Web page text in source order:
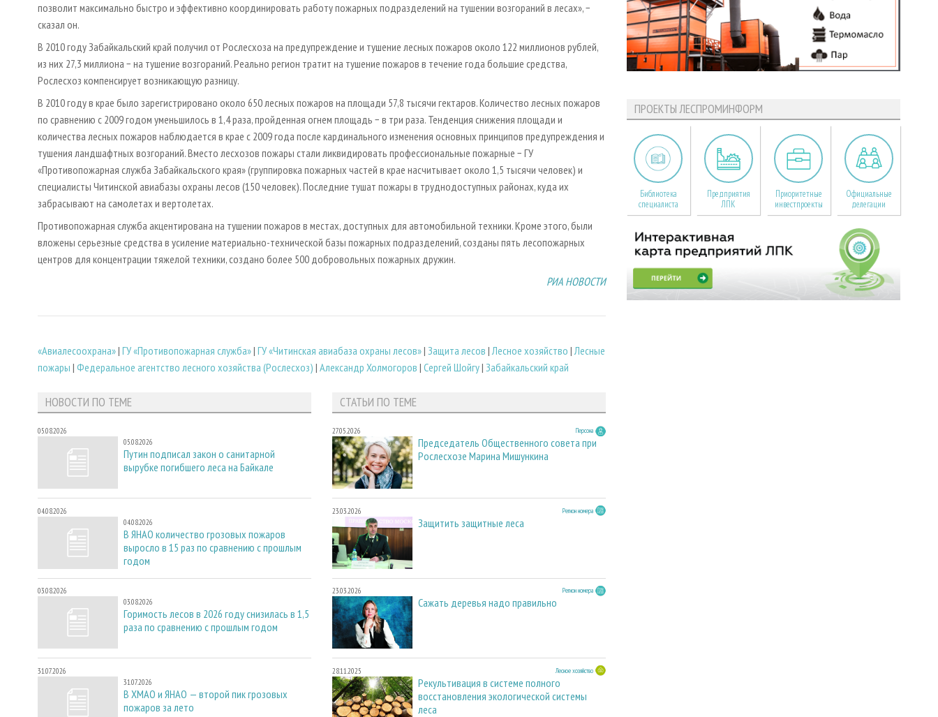
позволит максимально быстро и эффективно координировать работу пожарных подразделений на тушении возгораний в лесах», −
сказал он.
В 2010 году Забайкальский край получил от Рослесхоза на предупреждение и тушение лесных пожаров около 122 миллионов рублей,
из них 27,3 миллиона − на тушение возгораний. Реально регион тратит на тушение пожаров в течение года большие средства,
Рослесхоз компенсирует возникающую разницу.
В 2010 году в крае было зарегистрировано около 650 лесных пожаров на площади 57,8 тысячи гектаров. Количество лесных пожаров
по сравнению с 2009 годом уменьшилось в 1,4 раза, пройденная огнем площадь − в три раза. Тенденция снижения площади и
количества лесных пожаров наблюдается в крае с 2009 года после кардинального изменения основных принципов предупреждения и
тушения ландшафтных возгораний. Вместо лесхозов пожары стали ликвидировать профессиональные пожарные − ГУ
«Противопожарная служба Забайкальского края» (группировка пожарных частей в крае насчитывает около 1,5 тысячи человек) и
специалисты Читинской авиабазы охраны лесов (150 человек). Последние тушат пожары в труднодоступных районах, куда их
забрасывают на самолетах и вертолетах.
Противопожарная служба акцентирована на тушении пожаров в местах, доступных для автомобильной техники. Кроме этого, были
вложены серьезные средства в усиление материально-технической базы пожарных подразделений, созданы пять лесопожарных
центров для концентрации тяжелой техники, создано более 500 добровольных пожарных дружин.
РИА НОВОСТИ
«Авиалесоохрана»| ГУ «Противопожарная служба»| ГУ «Читинская авиабаза охраны лесов»| Защита лесов | Лесное хозяйство | Лесные
пожары | Федеральное агентство лесного хозяйства (Рослесхоз) | Александр Холмогоров | Сергей Шойгу| Забайкальский край
НОВОСТИ ПО ТЕМЕ
05.08.2026
05.08.2026
Путин подписал закон о санитарной
вырубке погибшего леса на Байкале
04.08.2026
04.08.2026
В ЯНАО количество грозовых пожаров
выросло в 15 раз по сравнению с прошлым
годом
03.08.2026
03.08.2026
Горимость лесов в 2026 году снизилась в 1,5
раза по сравнению с прошлым годом
31.07.2026
31.07.2026
В ХМАО и ЯНАО — второй пик грозовых
пожаров за лето
СТАТЬИ ПО ТЕМЕ
27.05.2026 Персона
Председатель Общественного совета при
Рослесхозе Марина Мишункина
23.03.2026 Регион номера
Защитить защитные леса
23.03.2026 Регион номера
Сажать деревья надо правильно
28.11.2025 Лесное хозяйство
Рекультивация в системе полного
восстановления экологической системы
леса
ПРОЕКТЫ ЛЕСПРОМИНФОРМ
Библиотека
специалиста
Предприятия
ЛПК
Приоритетные
инвестпроекты
Официальные
делегации